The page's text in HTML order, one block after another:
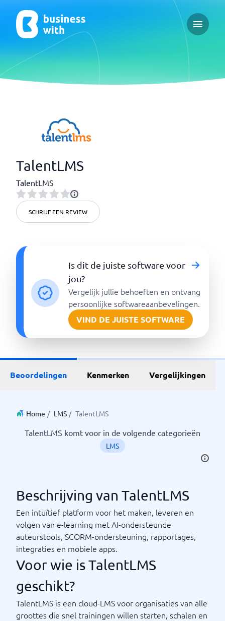
Open
TalentLMS
TalentLMS
SCHRIJF EEN REVIEW
Is dit de juiste software voor
jou?
Vergelijk jullie behoeften en ontvang
persoonlijke softwareaanbevelingen.
VIND DE JUISTE SOFTWARE
Beoordelingen Kenmerken Vergelijkingen
Home / LMS / TalentLMS
TalentLMS komt voor in de volgende categorieën
LMS
Beschrijving van TalentLMS
Een intuïtief platform voor het maken, leveren en
volgen van e-learning met AI-ondersteunde
auteurstools, SCORM-ondersteuning, rapportages,
integraties en mobiele apps.
Voor wie is TalentLMS
geschikt?
TalentLMS is een cloud-LMS voor organisaties van alle
groottes die snel trainingen willen starten, schalen en